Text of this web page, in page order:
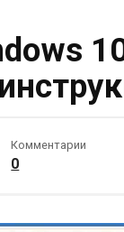
Комментарии
0